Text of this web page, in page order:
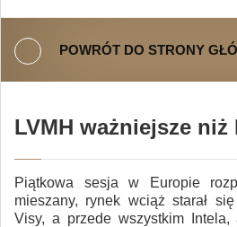
POWRÓT DO STRONY
LVMH ważniejsze niż
Piątkowa sesja w Europie
mieszany, rynek wciąż starał
Visy, a przede wszystkim